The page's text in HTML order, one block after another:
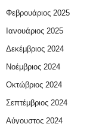
Φεβρουάριος 2025
Ιανουάριος 2025
Δεκέμβριος 2024
Νοέμβριος 2024
Οκτώβριος 2024
Σεπτέμβριος 2024
Αύγουστος 2024